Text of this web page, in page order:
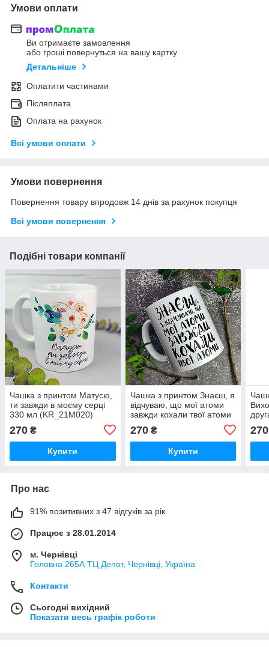
Умови оплати
Ви отримаєте замовлення
або гроші повернуться на вашу картку
Детальніше
Оплатити частинами
Післяплата
Оплата на рахунок
Всі умови оплати
Умови повернення
Повернення товару впродовж 14 днів за рахунок покупця
Всі умови повернення
Подібні товари компанії
Чашка з принтом Матусю,
ти завжди в моєму серці
330 мл (KR_21M020)
270 ₴
Купити
Чашка з принтом Знаєш, я
відчуваю, що мої атоми
завжди кохали твої атоми
270₴
Купити
270
Про нас
91% позитивних з 47 відгуків за рік
Працює з 28.01.2014
м. Чернівці
Головна 265А ТЦ Депот, Чернівці, Україна
Контакти
Сьогодні вихідний
Показати весь графік роботи